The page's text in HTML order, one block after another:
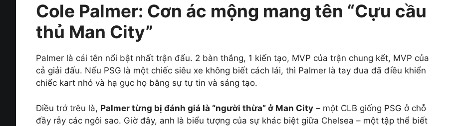
Cole Palmer: Cơn ác mộng mang tên “Cựu cầu
thủ Man City”
Palmer là cái tên nổi bật nhất trận đấu. 2 bàn thắng, 1 kiến tạo, MVP của trận chung kết, MVP của
cả giải đấu. Nếu PSG là một chiếc siêu xe không biết cách lái, thì Palmer là tay đua đã điều khiển
chiếc kart nhỏ và hạ gục họ bằng sự tự tin và sáng tạo.
Điều trớ trêu là, Palmer từng bị đánh giá là “người thừa” ở Man City – một CLB giống PSG ở chỗ
đầy rẫy các ngôi sao. Giờ đây, anh là biểu tượng của sự khác biệt giữa Chelsea – một tập thể biết